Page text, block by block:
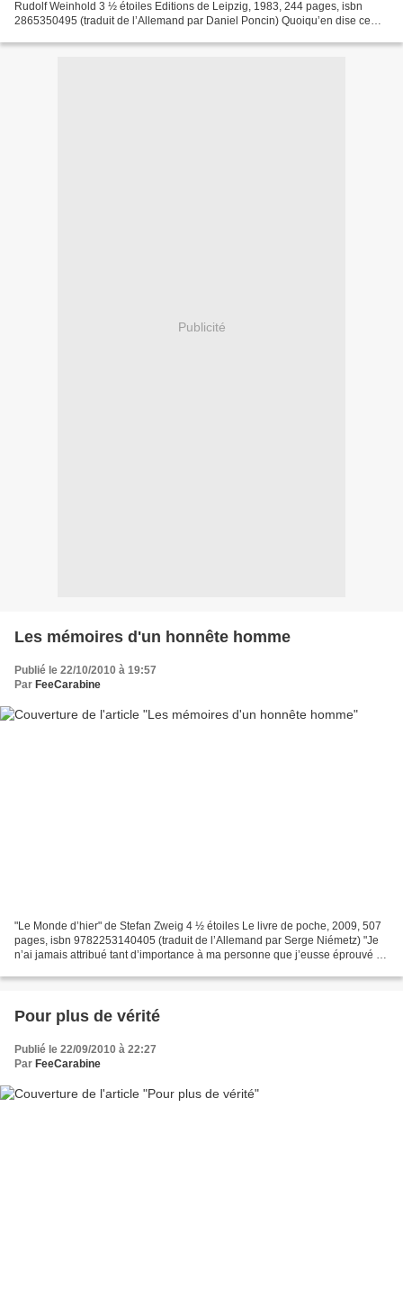
Rudolf Weinhold 3 ½ étoiles Editions de Leipzig, 1983, 244 pages, isbn
2865350495 (traduit de l’Allemand par Daniel Poncin) Quoiqu’en dise ce
Publicité
Les mémoires d'un honnête homme
Publié le 22/10/2010 à 19:57
Par FeeCarabine
"Le Monde d’hier" de Stefan Zweig 4 ½ étoiles Le livre de poche, 2009, 507
pages, isbn 9782253140405 (traduit de l’Allemand par Serge Niémetz) "Je
n’ai jamais attribué tant d’importance à ma personne que j’eusse éprouvé la
Pour plus de vérité
Publié le 22/09/2010 à 22:27
Par FeeCarabine